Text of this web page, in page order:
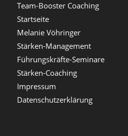
Team-Booster Coaching
Startseite
Melanie Vöhringer
Stärken-Management
Führungskräfte-Seminare
Stärken-Coaching
Impressum
Datenschutzerklärung